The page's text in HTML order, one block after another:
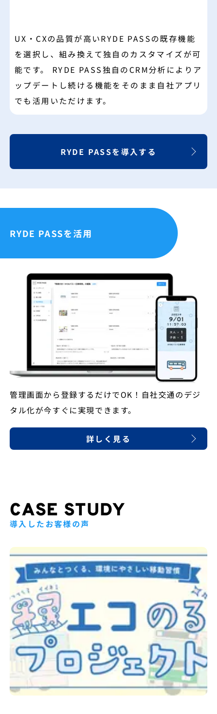
UX・CXの品質が高いRYDE PASSの既存機能
を選択し、組み換えて独自のカスタマイズが可
能です。 RYDE PASS独自のCRM分析によりア
ップデートし続ける機能をそのまま自社アプリ
でも活用いただけます。
RYDE PASSを導入する
RYDE PASSを活用
管理画面から登録するだけでOK！自社交通のデジ
タル化が今すぐに実現できます。
詳しく見る
CASE STUDY
導入したお客様の声